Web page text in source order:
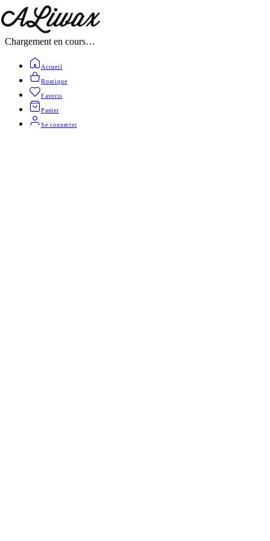
Chargement en cours…
Accueil
Boutique
Favoris
Panier
Se connecter